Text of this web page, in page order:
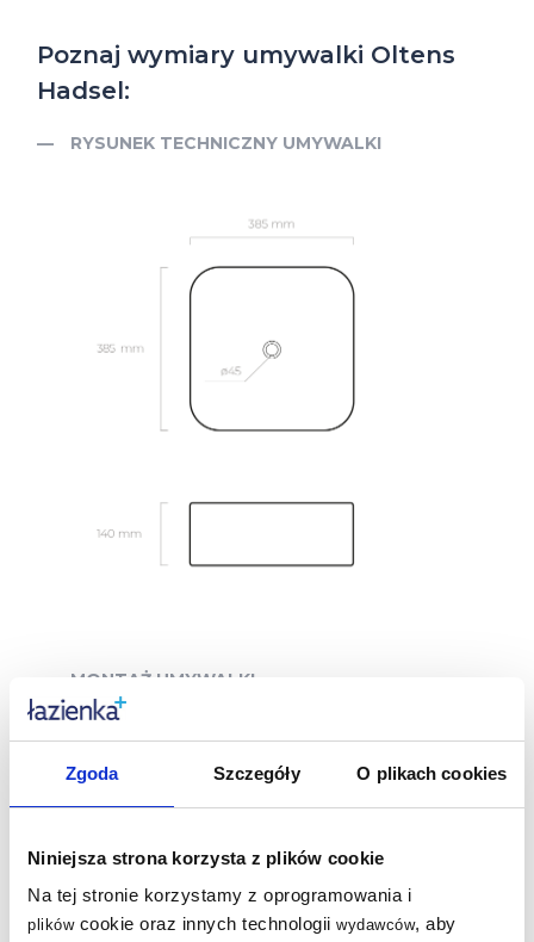
Zgoda Szczegóły O plikach cookies
Niniejsza strona korzysta z plików cookie
Na tej stronie korzystamy z oprogramowania i
plikówcookie oraz innych technologii wydawców, aby
Poznaj wymiary umywalki Oltens
Hadsel:
RYSUNEK TECHNICZNY UMYWALKI
MONTAŻ UMYWALKI